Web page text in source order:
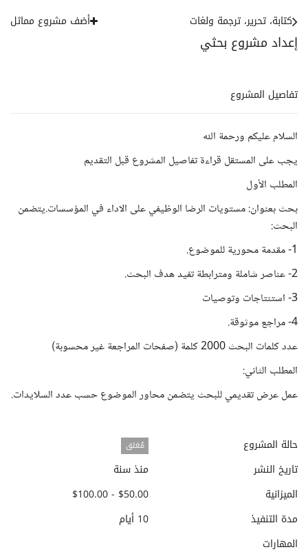
إعداد مشروع بحثي
كتابة، تحرير، ترجمة ولغات أضف مشروع مماثل
تفاصيل المشروع
السلام عليكم ورحمة الله
يجب على المستقل قراءة تفاصيل المشروع قبل التقديم
المطلب الأول
بحث بعنوان: مستويات الرضا الوظيفي على الاداء في المؤسسات.يتضمن
البحث:
1- مقدمة محورية للموضوع.
2- عناصر شاملة ومترابطة تفيد هدف البحث.
3- استنتاجات وتوصيات
4- مراجع موثوقة.
عدد كلمات البحث 2000 كلمة (صفحات المراجعة غير محسوبة)
المطلب الثاني:
عمل عرض تقديمي للبحث يتضمن محاور الموضوع حسب عدد السلايدات.
حالة المشروع مُغلق
تاريخ النشر
منذ سنة
الميزانية
$50.00 - $100.00
مدة التنفيذ
10 أيام
المهارات